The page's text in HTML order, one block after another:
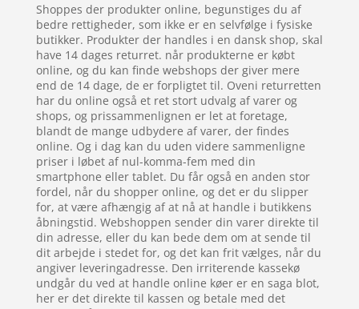
Shoppes der produkter online, begunstiges du af
bedre rettigheder, som ikke er en selvfølge i fysiske
butikker. Produkter der handles i en dansk shop, skal
have 14 dages returret. når produkterne er købt
online, og du kan finde webshops der giver mere
end de 14 dage, de er forpligtet til. Oveni returretten
har du online også et ret stort udvalg af varer og
shops, og prissammenlignen er let at foretage,
blandt de mange udbydere af varer, der findes
online. Og i dag kan du uden videre sammenligne
priser i løbet af nul-komma-fem med din
smartphone eller tablet. Du får også en anden stor
fordel, når du shopper online, og det er du slipper
for, at være afhængig af at nå at handle i butikkens
åbningstid. Webshoppen sender din varer direkte til
din adresse, eller du kan bede dem om at sende til
dit arbejde i stedet for, og det kan frit vælges, når du
angiver leveringadresse. Den irriterende kassekø
undgår du ved at handle online køer er en saga blot,
her er det direkte til kassen og betale med det